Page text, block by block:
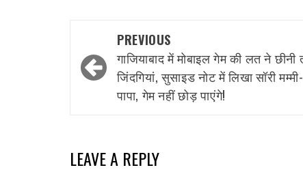
navigation
PREVIOUS
गाजियाबाद में मोबाइल गेम की लत ने छीनी
जिंदगियां, सुसाइड नोट में लिखा सॉरी मम्मी-
पापा, गेम नहीं छोड़ पाएंगे!
LEAVE A REPLY